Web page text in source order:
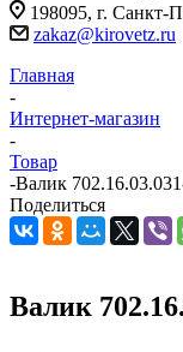
198095, г. Санкт-
zakaz@kirovetz.ru
Главная
-
Интернет-магазин
-
Товар
-Валик
Поделиться
Валик